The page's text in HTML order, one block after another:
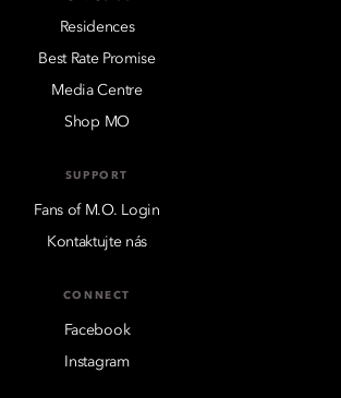
Residences
Best Rate Promise
Media Centre
Shop MO
SUPPORT
Fans of M.O. Login
Kontaktujte nás
CONNECT
Facebook
Instagram